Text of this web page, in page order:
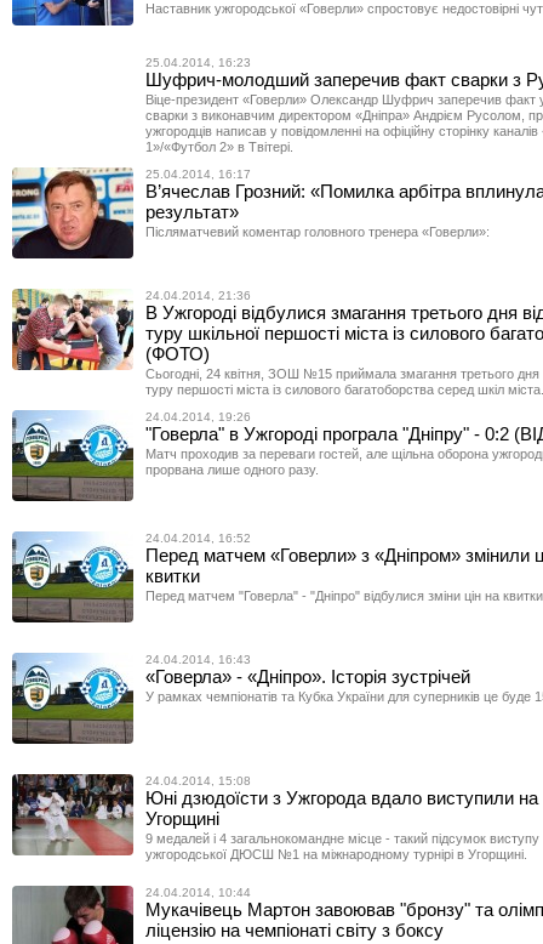
Наставник ужгородської «Говерли» спростовує недостовірні
25.04.2014, 16:23
Шуфрич-молодший заперечив факт сварки з
Віце-президент «Говерли» Олександр Шуфрич заперечив факт
сварки з виконавчим директором «Дніпра» Андрієм Русолом,
ужгородців написав у повідомленні на офіційну сторінку
1»/«Футбол 2» в Твітері.
25.04.2014, 16:17
В’ячеслав Грозний: «Помилка арбітра
результат»
Післяматчевий коментар головного тренера «Говерли»:
24.04.2014, 21:36
В Ужгороді відбулися змагання третього дня
туру шкільної першості міста із силового
(ФОТО)
Cьогодні, 24 квітня, ЗОШ №15 приймала змагання третього дня
туру першості міста із силового багатоборства серед шкіл міста.
24.04.2014, 19:26
"Говерла" в Ужгороді програла "Дніпру" - 0:2
Матч проходив за переваги гостей, але щільна оборона
прорвана лише одного разу.
24.04.2014, 16:52
Перед матчем «Говерли» з «Дніпром» змінили
квитки
Перед матчем "Говерла" - "Дніпро" відбулися зміни цін на
24.04.2014, 16:43
«Говерла» - «Дніпро». Історія зустрічей
У рамках чемпіонатів та Кубка України для суперників це буде
24.04.2014, 15:08
Юні дзюдоїсти з Ужгорода вдало виступили на
Угорщині
9 медалей і 4 загальнокомандне місце - такий підсумок виступу
ужгородської ДЮСШ №1 на міжнародному турнірі в Угорщині.
24.04.2014, 10:44
Мукачівець Мартон завоював "бронзу" та
ліцензію на чемпіонаті світу з боксу